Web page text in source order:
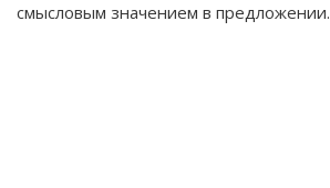
смысловым значением в предложении.